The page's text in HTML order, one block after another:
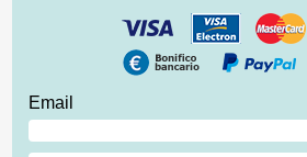
Email